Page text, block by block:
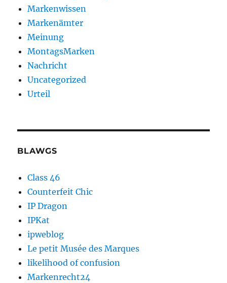
Markenwissen
Markenämter
Meinung
MontagsMarken
Nachricht
Uncategorized
Urteil
BLAWGS
Class 46
Counterfeit Chic
IP Dragon
IPKat
ipweblog
Le petit Musée des Marques
likelihood of confusion
Markenrecht24